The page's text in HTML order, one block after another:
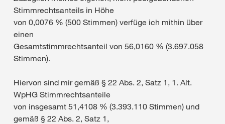
Stimmrechtsanteils in Höhe
von 0,0076 % (500 Stimmen) verfüge ich mithin über
einen
Gesamtstimmrechtsanteil von 56,0160 % (3.697.058
Stimmen).
Hiervon sind mir gemäß § 22 Abs. 2, Satz 1, 1. Alt.
WpHG Stimmrechtsanteile
von insgesamt 51,4108 % (3.393.110 Stimmen) und
gemäß § 22 Abs. 2, Satz 1,